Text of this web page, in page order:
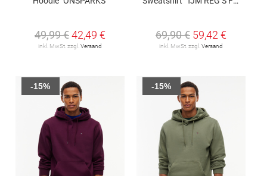
49,99 €42,49 €
inkl. MwSt. zzgl. Versand
69,90 € 59,42 €
inkl. MwSt. zzgl. Versand
-15% -15%